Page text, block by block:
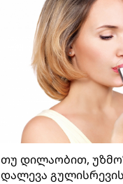
თუ დილაობით,
დალევა